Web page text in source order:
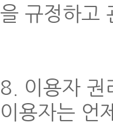
을 규정하고
8. 이용자 권
이용자는 언